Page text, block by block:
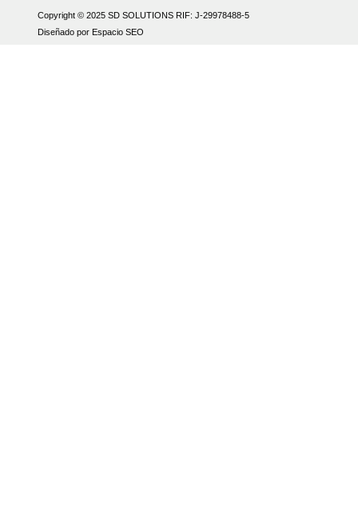
Copyright © 2025 SD SOLUTIONS RIF: J-29978488-5
Diseñado por Espacio SEO